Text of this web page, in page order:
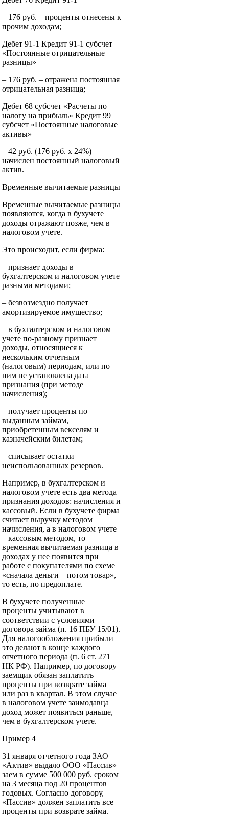
– 176 руб. – проценты отнесены к
прочим доходам;
Дебет 91-1 Кредит 91-1 субсчет
«Постоянные отрицательные
разницы»
– 176 руб. – отражена постоянная
отрицательная разница;
Дебет 68 субсчет «Расчеты по
налогу на прибыль» Кредит 99
субсчет «Постоянные налоговые
активы»
– 42 руб. (176 руб. x 24%) –
начислен постоянный налоговый
актив.
Временные вычитаемые разницы
Временные вычитаемые разницы
появляются, когда в бухучете
доходы отражают позже, чем в
налоговом учете.
Это происходит, если фирма:
– признает доходы в
бухгалтерском и налоговом учете
разными методами;
– безвозмездно получает
амортизируемое имущество;
– в бухгалтерском и налоговом
учете по-разному признает
доходы, относящиеся к
нескольким отчетным
(налоговым) периодам, или по
ним не установлена дата
признания (при методе
начисления);
– получает проценты по
выданным займам,
приобретенным векселям и
казначейским билетам;
– списывает остатки
неиспользованных резервов.
Например, в бухгалтерском и
налоговом учете есть два метода
признания доходов: начисления и
кассовый. Если в бухучете фирма
считает выручку методом
начисления, а в налоговом учете
– кассовым методом, то
временная вычитаемая разница в
доходах у нее появится при
работе с покупателями по схеме
«сначала деньги – потом товар»,
то есть, по предоплате.
В бухучете полученные
проценты учитывают в
соответствии с условиями
договора займа (п. 16 ПБУ 15/01).
Для налогообложения прибыли
это делают в конце каждого
отчетного периода (п. 6 ст. 271
НК РФ). Например, по договору
заемщик обязан заплатить
проценты при возврате займа
или раз в квартал. В этом случае
в налоговом учете заимодавца
доход может появиться раньше,
чем в бухгалтерском учете.
Пример 4
31 января отчетного года ЗАО
«Актив» выдало ООО «Пассив»
заем в сумме 500 000 руб. сроком
на 3 месяца под 20 процентов
годовых. Согласно договору,
«Пассив» должен заплатить все
проценты при возврате займа.